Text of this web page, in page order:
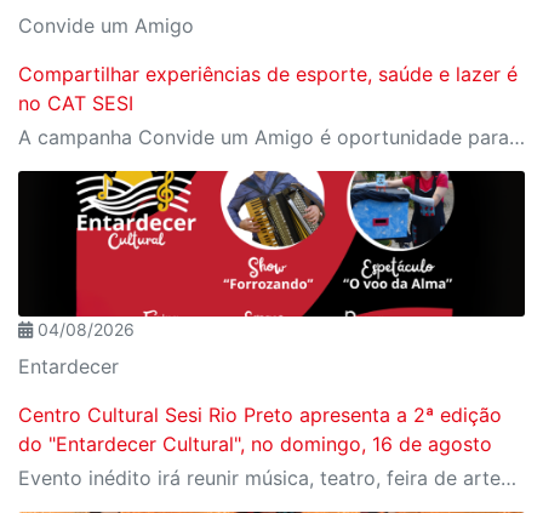
Convide um Amigo
Compartilhar experiências de esporte, saúde e lazer é
no CAT SESI
A campanha Convide um Amigo é oportunidade para reunir amigos para aproveitar juntos toda estrutura da unidade SESI-SP mais próxima. Os benefícios para clientes e convidados estão no regulamento.
04/08/2026
Entardecer
Centro Cultural Sesi Rio Preto apresenta a 2ª edição
do "Entardecer Cultural", no domingo, 16 de agosto
Evento inédito irá reunir música, teatro, feira de artesanato, gastronomia, espaço kids e muito mais, com entrada gratuita